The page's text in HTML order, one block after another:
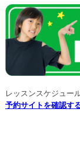
レッスンスケジュー
予約サイトを確認す